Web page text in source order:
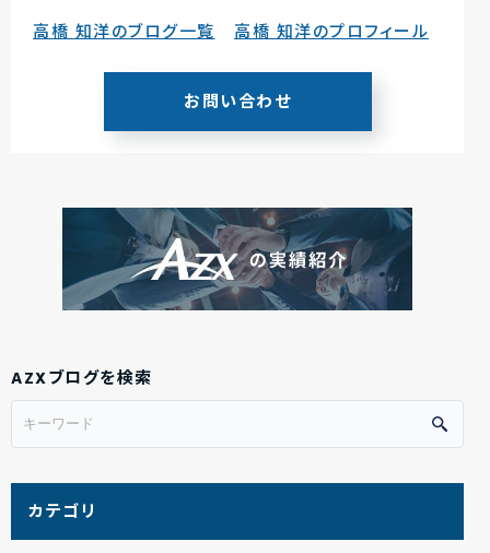
高橋 知洋のブログ一覧
高橋 知洋のプロフィール
お問い合わせ
AZXブログを検索
カテゴリ